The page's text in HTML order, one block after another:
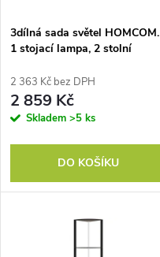
p
r
o
u
s
p
r
o
d
3dílná sada světel HOMCOM.
1 stojací lampa, 2 stolní
cm x 158 cm, stříbrná + bílá
2 363 Kč bez DPH
2 859 Kč
Skladem >5 ks
DO KOŠÍKU